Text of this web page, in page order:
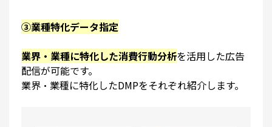
③業種特化データ指定
業界・業種に特化した消費行動分析を活用した広告
配信が可能です。
業界・業種に特化したDMPをそれぞれ紹介します。